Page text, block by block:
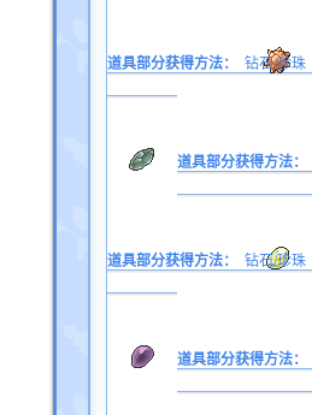
道具部分获得方法：
钻石/珍珠
道具部分获得方法：
道具部分获得方法：
钻石/珍珠
道具部分获得方法：